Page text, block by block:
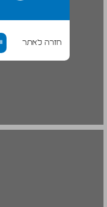
חזרה לאתר